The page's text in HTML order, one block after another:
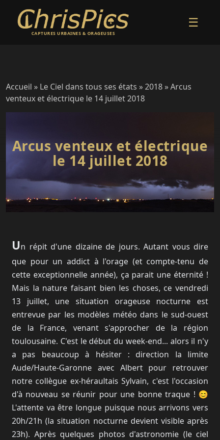
CAPTURES URBAINES & ORAGEUSES
☰
Accueil » Le Ciel dans tous ses états »2018 » Arcus
venteux et électrique le 14 juillet 2018
Arcus venteux et électrique
le 14 juillet 2018
Un répit d'une dizaine de jours. Autant vous dire
que pour un addict à l'orage (et compte-tenu de
cette exceptionnelle année), ça parait une éternité !
Mais la nature faisant bien les choses, ce vendredi
13 juillet, une situation orageuse nocturne est
entrevue par les modèles météo dans le sud-ouest
de la France, venant s'approcher de la région
toulousaine. C'est le début du week-end... alors il n'y
a pas beaucoup à hésiter : direction la limite
Aude/Haute-Garonne avec Albert pour retrouver
notre collègue ex-héraultais Sylvain, c'est l'occasion
d'à nouveau se réunir pour une bonne traque ! 😊
L'attente va être longue puisque nous arrivons vers
20h/21h (la situation nocturne devient visible après
23h). Après quelques photos d'astronomie (le ciel